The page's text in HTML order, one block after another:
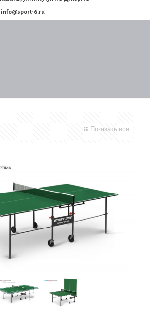
info@sport16.ru
Показать все